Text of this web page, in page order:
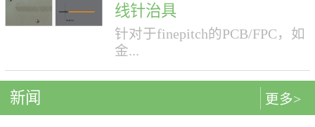
插件夹具，存在损耗大，效率
底，误检率高等技术瓶颈。我
司凭借先进的加工技术以及多
年积累的夹具设计经验，成功
克服了在BtoBconnector上直接
扎针的难题，推出了全新的
BtoB夹具。 BtoB夹具采用直接
的集成化日益提高，各种电路
板布局布线的集成度也在不断
的提升，传统的测试夹具对于
（PCB/FPC）已经在精度上无
法满足客户的需求。现在绝大
多数的微针夹具都是靠进口，
线针治具
针对于finepitch的PCB/FPC，如
金...
BGA,COF,TAB,HDD,HDI等等
新闻 更多>